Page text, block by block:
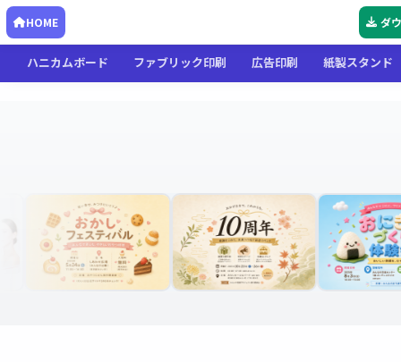
HOME ダ
ハニカムボード ファブリック印刷 広告印刷 紙製スタンド